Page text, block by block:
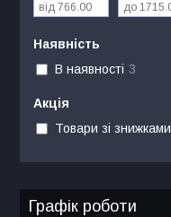
Наявність
В наявності 3
Акція
Товари зі знижками
Графік роботи